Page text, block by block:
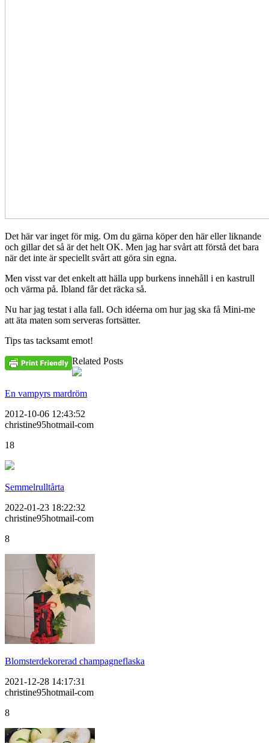
Det här var inget för mig. Om du gärna köper den här eller liknande
och gillar det så är det helt OK. Men jag har svårt att förstå det bara
när det inte är speciellt svårt att göra sin egna.
Men visst var det enkelt att hälla upp burkens innehåll i en kastrull
och värma på. Ibland får det räcka så.
Nu har jag testat i alla fall. Och idéerna om hur jag ska få Mini-me
att äta maten som serveras fortsätter.
Tips tas tacksamt emot!
Related Posts
En vampyrs mardröm
2012-10-06 12:43:52
christine95hotmail-com
18
Semmelrulltårta
2022-01-23 18:22:32
christine95hotmail-com
8
Blomsterdekorerad champagneflaska
2021-12-28 14:17:31
christine95hotmail-com
8